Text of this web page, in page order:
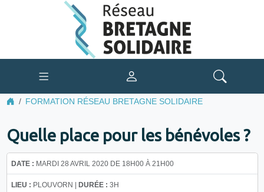
FORMATION RÉSEAU BRETAGNE SOLIDAIRE
Quelle place pour les bénévoles ?
DATE : MARDI 28 AVRIL 2020 DE 18H00 À 21H00
LIEU : PLOUVORN | DURÉE : 3H